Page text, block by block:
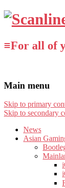
≡For all of
Main menu
Skip to primary
Skip to secondary
News
Asian